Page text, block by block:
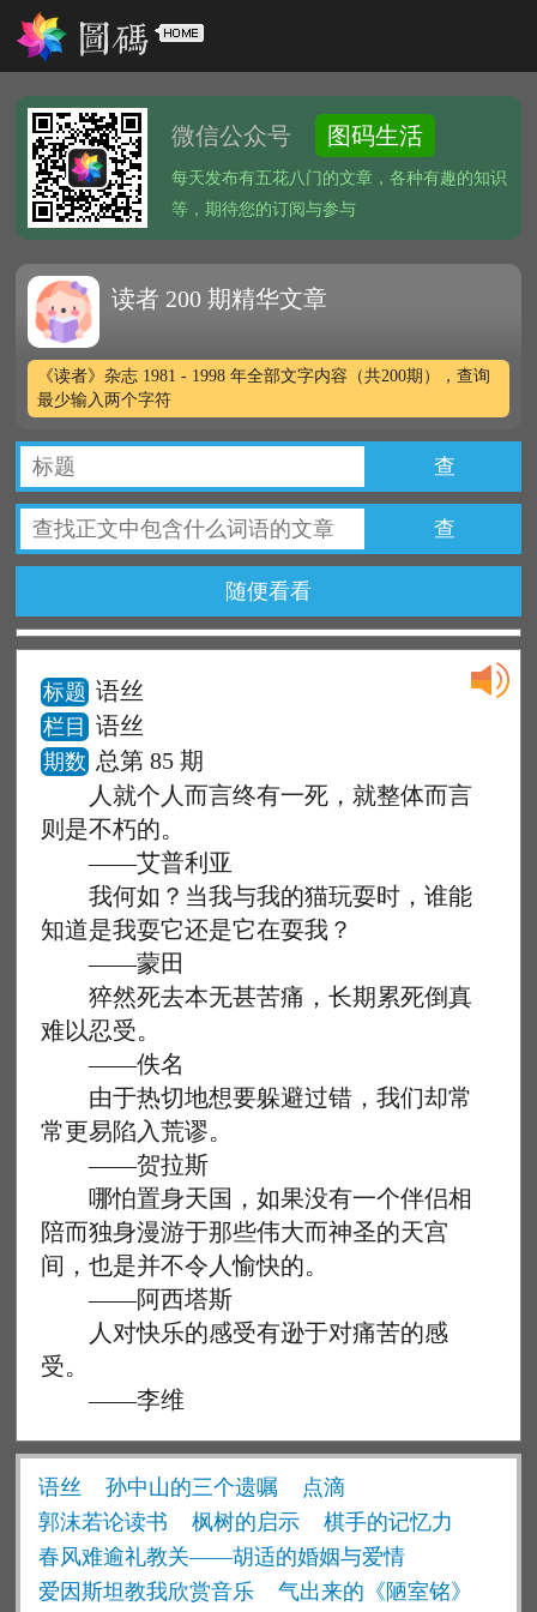
微信公众号 图码生活
每天发布有五花八门的文章，各种有趣的知识
等，期待您的订阅与参与
读者 200 期精华文章
《读者》杂志 1981 - 1998 年全部文字内容（共200期），查询
最少输入两个字符
查
查
随便看看
标题 语丝
栏目 语丝
期数 总第 85 期
人就个人而言终有一死，就整体而言
则是不朽的。
——艾普利亚
我何如？当我与我的猫玩耍时，谁能
知道是我耍它还是它在耍我？
——蒙田
猝然死去本无甚苦痛，长期累死倒真
难以忍受。
——佚名
由于热切地想要躲避过错，我们却常
常更易陷入荒谬。
——贺拉斯
哪怕置身天国，如果没有一个伴侣相
陪而独身漫游于那些伟大而神圣的天宫
间，也是并不令人愉快的。
——阿西塔斯
人对快乐的感受有逊于对痛苦的感
受。
——李维
语丝 孙中山的三个遗嘱
点滴
郭沫若论读书
枫树的启示
棋手的记忆力
春风难逾礼教关——胡适的婚姻与爱情
爱因斯坦教我欣赏音乐
气出来的《陋室铭》